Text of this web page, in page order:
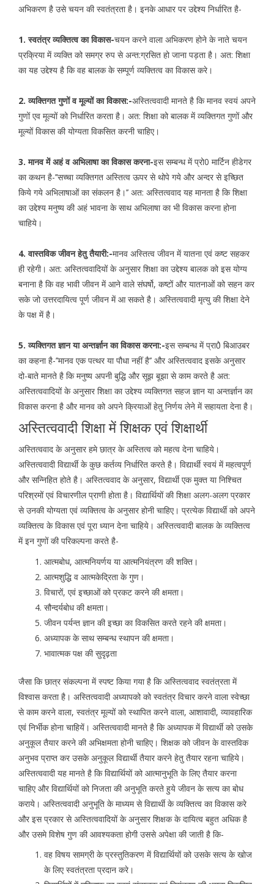
अभिकरण है उसे चयन की स्वतंत्रता है। इनके आधार पर उद्देश्य निर्धारित है-
1. स्वतंत्र व्यक्तित्व का विकास-चयन करने वाला अभिकरण होने के नाते चयन
प्रक्रिया में व्यक्ति को समग्र रुप से अन्त:ग्रसित हो जाना पड़ता है। अत: शिक्षा
का यह उद्देश्य है कि वह बालक के सम्पूर्ण व्यक्तित्व का विकास करे।
2. व्यक्तिगत गुणों व मूल्यों का विकास:-अस्तित्ववादी मानते है कि मानव स्वयं अपने
गुणों एव मूल्यों को निर्धारित करता है। अत: शिक्षा को बालक में व्यक्तिगत गुणों और
मूल्यों विकास की योग्यता विकसित करनी चाहिए।
3. मानव में अहं व अभिलाषा का विकास करना-इस सम्बन्ध में प्रो0 मार्टिन हीडेगर
का कथन है-’’सच्चा व्यक्तिगत अस्तित्व ऊपर से थोपे गये और अन्दर से इच्छित
किये गये अभिलाषाओं का संकलन है।’’ अत: अस्तित्ववाद यह मानता है कि शिक्षा
का उद्देश्य मनुष्य की अहं भावना के साथ अभिलाषा का भी विकास करना होना
चाहिये।
4. वास्तविक जीवन हेतु तैयारी:-मानव अस्तित्व जीवन में यातना एवं कष्ट सहकर
ही रहेगी। अत: अस्तित्ववादियों के अनुसार शिक्षा का उद्देश्य बालक को इस योग्य
बनाना है कि वह भावी जीवन में आने वाले संघर्षो, कष्टों और यातनाओं को सहन कर
सके जो उत्तरदायित्व पूर्ण जीवन में आ सकते है। अस्तित्ववादी मृत्यु की शिक्षा देने
के पक्ष में है।
5. व्यक्तिगत ज्ञान या अन्तर्ज्ञान का विकास करना:-इस सम्बन्ध में प्रा0े बिआउबर
का कहना है-’’मानव एक पत्थर या पौधा नहीं है’’ और अस्तित्ववाद इसके अनुसार
दो-बाते मानते है कि मनुष्य अपनी बुद्धि और सूझ बूझा से काम करते है अत:
अस्तित्ववादियों के अनुसार शिक्षा का उद्देश्य व्यक्तिगत सहज ज्ञान या अन्तर्ज्ञान का
विकास करना है और मानव को अपने क्रियाओं हेतु निर्णय लेने में सहायता देना है।
अस्तित्ववादी शिक्षा में शिक्षक एवं शिक्षार्थी
अस्तित्ववाद के अनुसार हमे छात्र के अस्तित्व को महत्व देना चाहिये।
अस्तित्ववादी विद्यार्थी के कुछ कर्तव्य निर्धारित करते है। विद्यार्थी स्वयं में महत्वपूर्ण
और सन्निहित होते है। अस्तित्ववाद के अनुसार, विद्यार्थी एक मुक्त या निश्चित
परिश्रमों एवं विचारणील प्राणी होता है। विद्यार्थियों की शिक्षा अलग-अलग प्रकार
से उनकी योग्यता एवं व्यक्तित्व के अनुसार होनी चाहिए। प्रत्येक विद्यार्थी को अपने
व्यक्तित्व के विकास एवं पूरा ध्यान देना चाहिये। अस्तित्ववादी बालक के व्यक्तित्व
में इन गुणों की परिकल्पना करते है-
आत्मबोध, आत्मनियर्णय या आत्मनियंत्रण की शक्ति।
आत्मशुद्धि व आत्मकेद्रिता के गुण।
विचारों, एवं इच्छाओं को प्रकट करने की क्षमता।
सौन्दर्यबोध की क्षमता।
जीवन पर्यन्त ज्ञान की इच्छा का विकसित करते रहने की क्षमता।
अध्यापक के साथ सम्बन्ध स्थापन की क्षमता।
भावात्मक पक्ष की सुदृढ़ता
जैसा कि छात्र संकल्पना में स्पष्ट किया गया है कि अस्तित्ववाद स्वतंत्रता में
विश्वास करता है। अस्तित्ववादी अध्यापको को स्वतंत्र विचार करने वाला स्वेच्छा
से काम करने वाला, स्वतंत्र मूल्यों को स्थापित करने वाला, आशावादी, व्यावहारिक
एवं निर्भीक होना चाहियें। अस्तित्ववादी मानते है कि अध्यापक में विद्यार्थी को उसके
अनुकूल तैयार करने की अभिक्षमता होनी चाहिए। शिक्षक को जीवन के वास्तविक
अनुभव प्राप्त कर उसके अनुकूल विद्यार्थी तैयार करने हेतु तैयार रहना चाहिये।
अस्तित्ववादी यह मानते है कि विद्यार्थियों को आत्मानुभूति के लिए तैयार करना
चाहिए और विद्यार्थियों को निजता की अनुभूति करते हुये जीवन के सत्य का बोध
कराये। अस्तित्ववादी अनुभूति के माध्यम से विद्यार्थी के व्यक्तित्व का विकास करे
और इस प्रकार से अस्तित्ववादियों के अनुसार शिक्षक के दायित्व बहुत अधिक है
और उसमे विशेष गुण की आवश्यकता होगी उससे अपेक्षा की जाती है कि-
वह विषय सामग्री के प्रस्तुतिकरण में विद्यार्थियों को उसके सत्य के खोज
के लिए स्वतंत्रता प्रदान करे।